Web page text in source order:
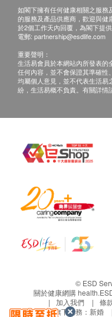
電郵:
如閣下擁有任何健康相關之服務
的服務及產品供應商，歡迎與健
於2個工作天內回覆，為閣下提供
電郵: partnership@esdlife.com
重要聲明：
生活易會員於本網站內所發表的
任何內容，並不會保證其準確性
均屬個人意見，並不代表生活易
紛，生活易概不負責。有關詳情
© ESD
關於健康網購
加入我們
條
生活易旗下業務： 新婚